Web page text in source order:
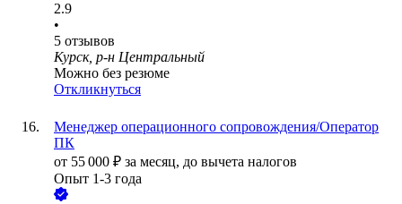
2.9
•
5 отзывов
Курск, р-н Центральный
Можно без резюме
Откликнуться
Менеджер операционного сопровождения/Оператор
ПК
от 55 000 ₽ за месяц, до вычета налогов
Опыт 1-3 года